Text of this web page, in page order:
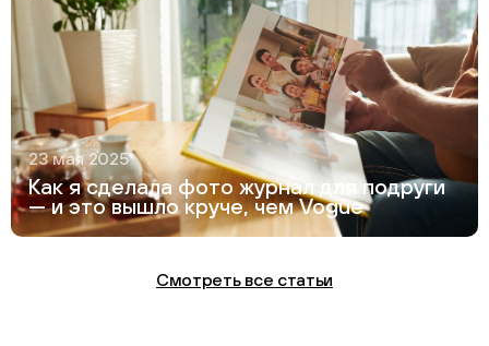
23 мая 2025
Как я сделала фото журнал для подруги
— и это вышло круче, чем Vogue
Смотреть все статьи